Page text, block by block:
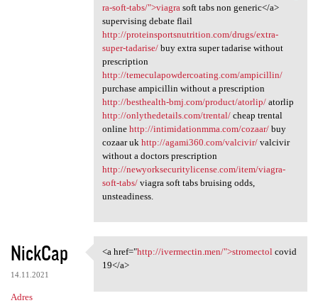
ra-soft-tabs/">viagra soft tabs non generic</a>
supervising debate flail
http://proteinsportsnutrition.com/drugs/extra-
super-tadarise/buy extra super tadarise without
prescription
http://temeculapowdercoating.com/ampicillin/
purchase ampicillin without a prescription
http://besthealth-bmj.com/product/atorlip/atorlip
http://onlythedetails.com/trental/cheap trental
online http://intimidationmma.com/cozaar/buy
cozaar uk http://agami360.com/valcivir/valcivir
without a doctors prescription
http://newyorksecuritylicense.com/item/viagra-
soft-tabs/viagra soft tabs bruising odds,
unsteadiness.
NickCap
14.11.2021
Adres
<a href="http://ivermectin
<a href="http://ivermectin.men/">stromectolcovid
19</a>